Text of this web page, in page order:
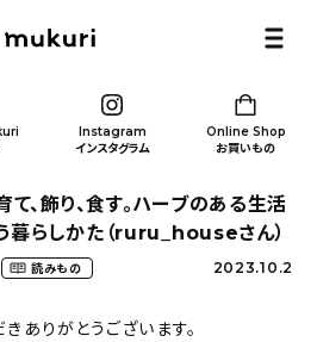
Instagram
インスタグラム
Online Shop
お買いもの
て、飾り、食す。ハーブのある生活
暮らしかた（ruru_houseさん）
読みもの 2023.10.2
ありがとうございます。